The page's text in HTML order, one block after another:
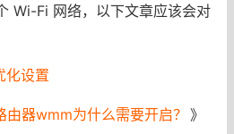
Wi-Fi 网络，以下文章应该会对
化设置
由器wmm为什么需要开启？ 》